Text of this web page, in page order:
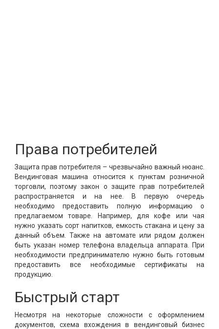
Права потребителей
Защита прав потребителя – чрезвычайно важный нюанс.
Вендинговая машина относится к пунктам розничной
торговли, поэтому закон о защите прав потребителей
распространяется и на нее. В первую очередь
необходимо предоставить полную информацию о
предлагаемом товаре. Например, для кофе или чая
нужно указать сорт напитков, емкость стакана и цену за
данный объем. Также на автомате или рядом должен
быть указан номер телефона владельца аппарата. При
необходимости предпринимателю нужно быть готовым
предоставить все необходимые сертификаты на
продукцию.
Быстрый старт
Несмотря на некоторые сложности с оформлением
документов, схема вхождения в вендинговый бизнес